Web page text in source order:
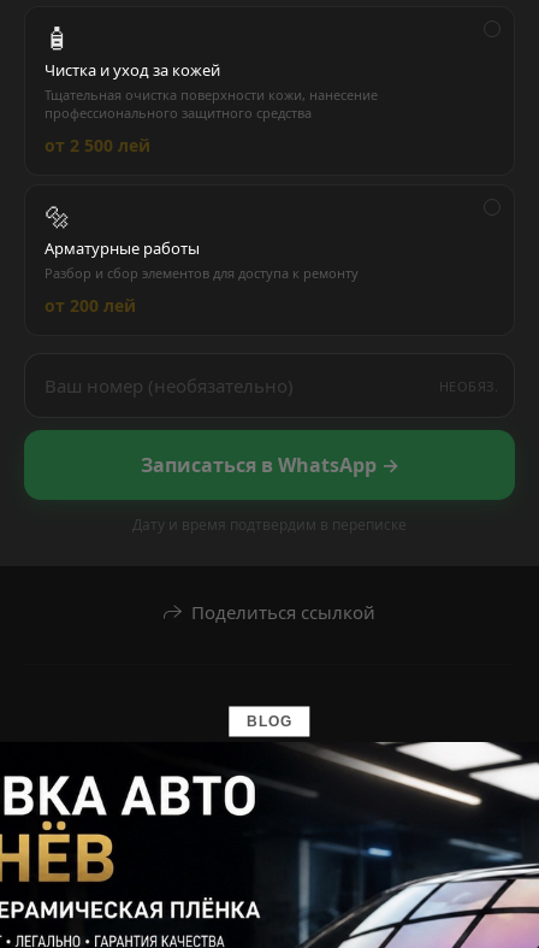
🧴
Чистка и уход за кожей
Тщательная очистка поверхности кожи, нанесение
профессионального защитного средства
от 2 500 лей
🔩
Арматурные работы
Разбор и сбор элементов для доступа к ремонту
от 200 лей
НЕОБЯЗ.
Записаться в WhatsApp →
Дату и время подтвердим в переписке
Поделиться ссылкой
BLOG